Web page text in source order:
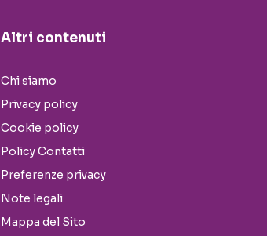
Altri contenuti
Chi siamo
Privacy policy
Cookie policy
Policy Contatti
Preferenze privacy
Note legali
Mappa del Sito